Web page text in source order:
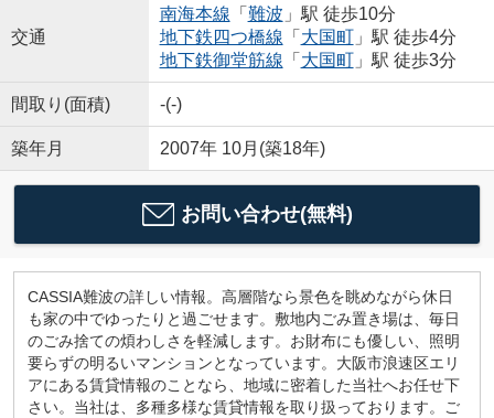
交通
南海本線 「 難波 」駅 徒歩10分
地下鉄四つ橋線 「 大国町」駅 徒歩4分
地下鉄御堂筋線 「 大国町」駅 徒歩3分
間取り(面積) -(-)
築年月 2007年 10月(築18年)
お問い合わせ(無料)
CASSIA難波の詳しい情報。高層階なら景色を眺めながら休日
も家の中でゆったりと過ごせます。敷地内ごみ置き場は、毎日
のごみ捨ての煩わしさを軽減します。お財布にも優しい、照明
要らずの明るいマンションとなっています。大阪市浪速区エリ
アにある賃貸情報のことなら、地域に密着した当社へお任せ下
さい。当社は、多種多様な賃貸情報を取り扱っております。ご